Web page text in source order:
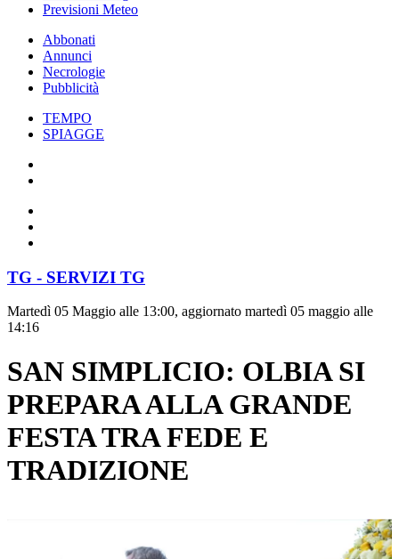
Previsioni Meteo
Abbonati
Annunci
Necrologie
Pubblicità
TEMPO
SPIAGGE
TG - SERVIZI TG
Martedì 05 Maggio alle 13:00, aggiornato martedì 05 maggio alle
14:16
SAN SIMPLICIO: OLBIA SI
PREPARA ALLA GRANDE
FESTA TRA FEDE E
TRADIZIONE